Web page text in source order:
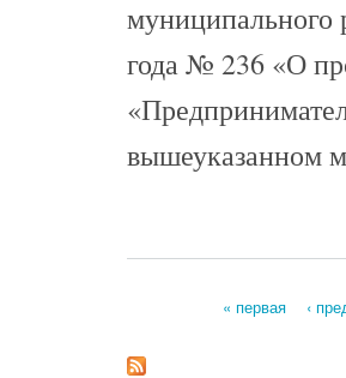
муниципального
года № 236 «О
вышеуказанном
« первая ‹